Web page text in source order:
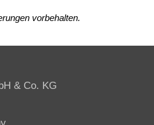
vorbehalten.
& Co. KG